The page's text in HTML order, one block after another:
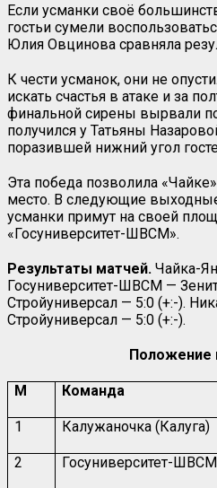
Если усманки своё
гостьи сумели
Юлия Овцинова сравняла
К чести усманок, они не
искать счастья в атаке и за
финальной сирены вырвали
получился у Татьяны
поразившей нижний угол
Эта победа позволила
место. В следующие
усманки примут на своей
«Госуниверситет-ШВСМ».
Результаты матчей. Чайка-
Госуниверситет-ШВСМ —
Стройуниверсал — 5:0 (+:-).
Стройуниверсал — 5:0 (+:-).
Положение
М Команда
1 Калужаночка (Калуга)
2 Госуниверситет-